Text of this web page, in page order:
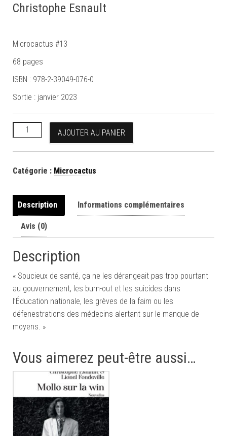
Christophe Esnault
Microcactus #13
68 pages
ISBN : 978-2-39049-076-0
Sortie : janvier 2023
quantité de Hilarité confite suivi de cas contact de cas social
AJOUTER AU PANIER
Catégorie : Microcactus
Description Informations complémentaires
Avis (0)
Description
« Soucieux de santé, ça ne les dérangeait pas trop pourtant
au gouvernement, les burn-out et les suicides dans
l’Éducation nationale, les grèves de la faim ou les
défenestrations des médecins alertant sur le manque de
moyens. »
Vous aimerez peut-être aussi…